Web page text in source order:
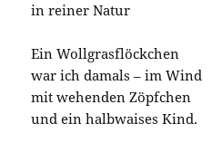
in reiner Natur
Ein Wollgrasflöckchen
war ich damals – im Wind
mit wehenden Zöpfchen
und ein halbwaises Kind.